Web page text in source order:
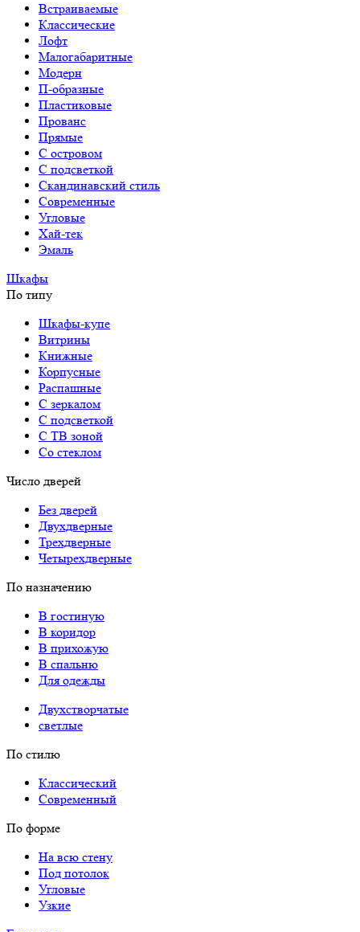
Встраиваемые
Классические
Лофт
Малогабаритные
Модерн
П-образные
Пластиковые
Прованс
Прямые
С островом
С подсветкой
Скандинавский стиль
Современные
Угловые
Хай-тек
Эмаль
Шкафы
По типу
Шкафы-купе
Витрины
Книжные
Корпусные
Распашные
С зеркалом
С подсветкой
С ТВ зоной
Со стеклом
Число дверей
Без дверей
Двухдверные
Трехдверные
Четырехдверные
По назначению
В гостиную
В коридор
В прихожую
В спальню
Для одежды
Двухстворчатые
светлые
По стилю
Классический
Современный
По форме
На всю стену
Под потолок
Угловые
Узкие